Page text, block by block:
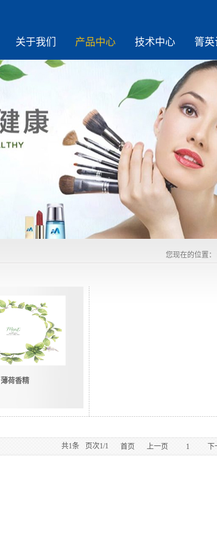
关于我们 产品中心 技术中心 箐英
您现在的位置：
薄荷香精
共1条 页次1/1 首页 上一页 1 下